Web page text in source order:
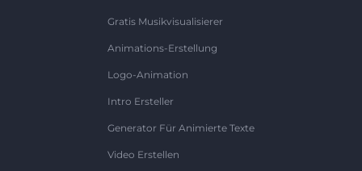
Gratis Musikvisualisierer
Animations-Erstellung
Logo-Animation
Intro Ersteller
Generator Für Animierte Texte
Video Erstellen